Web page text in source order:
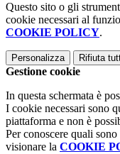
Questo sito o gli
cookie necessari al
COOKIE POLICY.
Personalizza Rifiuta
Gestione cookie
In questa schermata è
I cookie necessari sono
piattaforma e non è
Per conoscere quali
visionare la COOKIE